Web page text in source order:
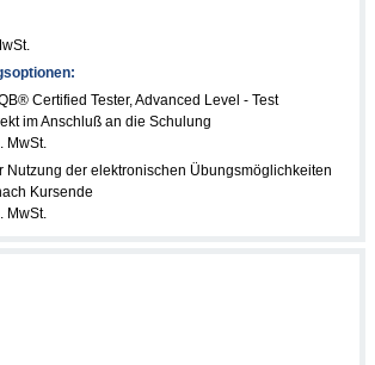
Certified Tester, Advanced Level - Test
im Anschluß an die Schulung
MwSt.
Nutzung der elektronischen Übungsmöglichkeiten
Kursende
MwSt.